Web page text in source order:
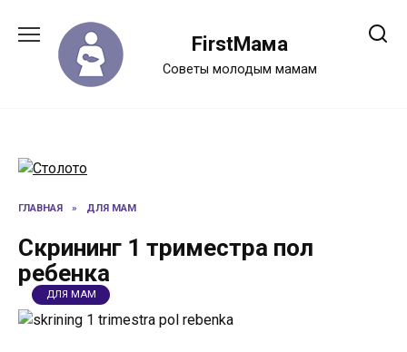
содержанию
FirstМама
Советы молодым мамам
ГЛАВНАЯ » ДЛЯ МАМ
Скрининг 1 триместра пол
ребенка
ДЛЯ МАМ